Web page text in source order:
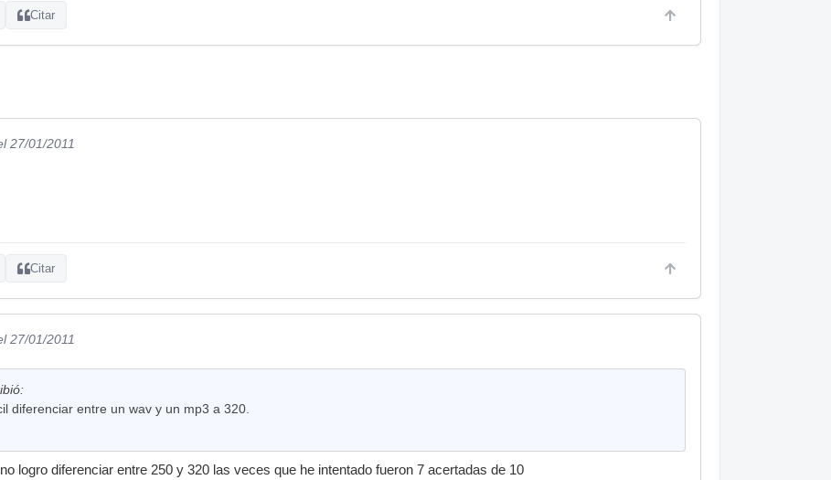
Citar
27/01/2011
Citar
27/01/2011
diferenciar entre un wav y un mp3 a 320.
logro diferenciar entre 250 y 320 las veces que he intentado fueron 7 acertadas de 10